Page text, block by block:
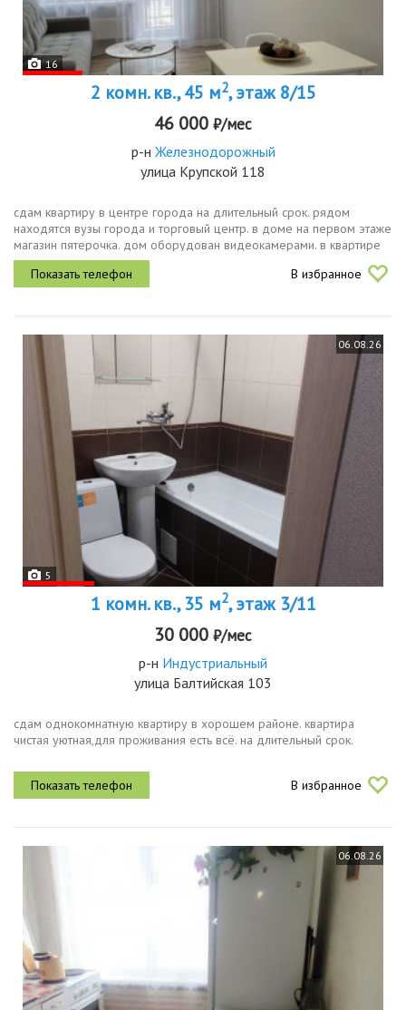
16
2 комн. кв., 45 м2, этаж 8/15
46 000 ₽/мес
р-н Железнодорожный
улица Крупской 118
сдам квартиру в центре города на длительный срок. рядом
находятся вузы города и торговый центр. в доме на первом этаже
магазин пятерочка. дом оборудован видеокамерами. в квартире
имеется все необходимое телевизор, микроволновая печь,
чайник,...
В избранное
06.08.26
5
1 комн. кв., 35 м2, этаж 3/11
30 000 ₽/мес
р-н Индустриальный
улица Балтийская 103
сдам однокомнатную квартиру в хорошем районе. квартира
чистая уютная,для проживания есть всё. на длительный срок.
В избранное
06.08.26